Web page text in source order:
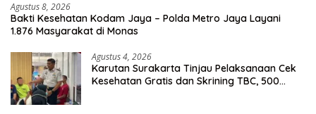
Agustus 8, 2026
Bakti Kesehatan Kodam Jaya – Polda Metro Jaya Layani
1.876 Masyarakat di Monas
Agustus 4, 2026
Karutan Surakarta Tinjau Pelaksanaan Cek
Kesehatan Gratis dan Skrining TBC, 500